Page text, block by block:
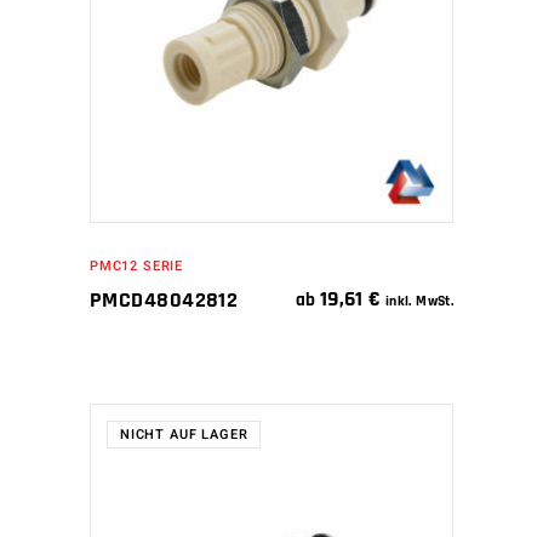
WEITERLESEN
PMC12 SERIE
PMCD48042812 ab 19,61€ inkl. MwSt.
NICHT AUF LAGER